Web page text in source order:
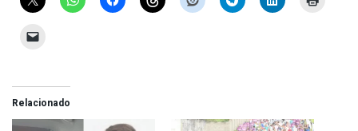
Relacionado